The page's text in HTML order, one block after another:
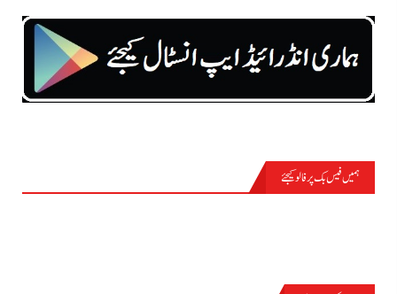
ہمیں فیس بک پر فالو کیجئے